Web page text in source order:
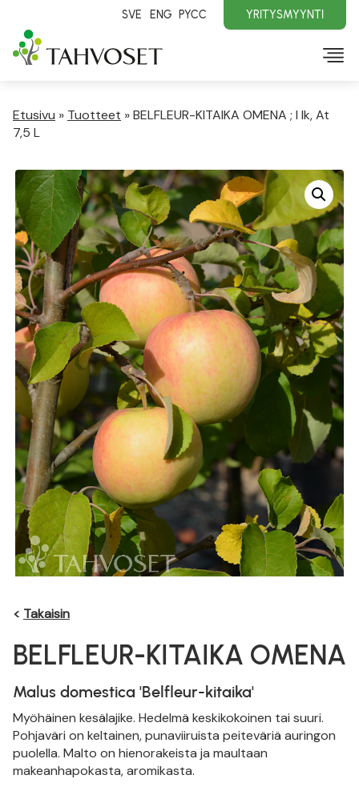
SVE ENG PYCC YRITYSMYYNTI
Etusivu » Tuotteet »BELFLEUR-KITAIKA OMENA ; I lk, At
7,5 L
< Takaisin
BELFLEUR-KITAIKA OMENA
Malus domestica 'Belfleur-kitaika'
Myöhäinen kesälajike. Hedelmä keskikokoinen tai suuri.
Pohjaväri on keltainen, punaviiruista peiteväriä auringon
puolella. Malto on hienorakeista ja maultaan
makeanhapokasta, aromikasta.